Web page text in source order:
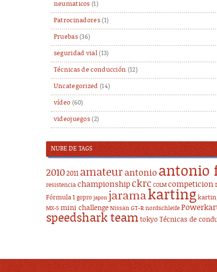
neumaticos (1)
Patrocinadores(1)
Pruebas(36)
seguridad vial(13)
Técnicas de conducción (12)
Uncategorized (14)
vídeo (60)
videojuegos (2)
NUBE DE TAGS
20102011 amateur antonio antonio
resistencia championship ckrc COLM competicion
Fórmula 1 gopro japon jaramakarting
MX-5 mini challenge Nissan GT-R nordschleife
speedshark team tokyo Técnicas de